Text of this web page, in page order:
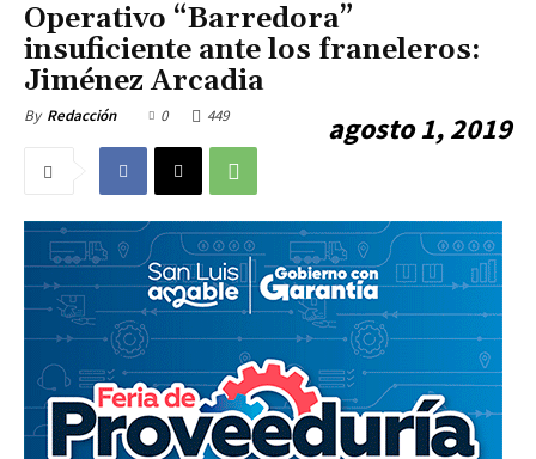
Operativo “Barredora”
insuficiente ante los franeleros:
Jiménez Arcadia
By Redacción agosto 1, 2019
0 449